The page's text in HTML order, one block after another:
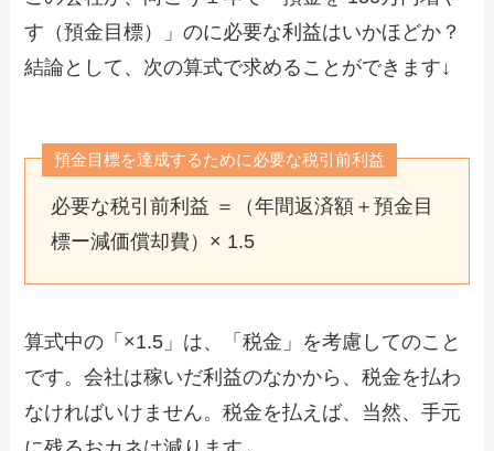
す（預金目標）」のに必要な利益はいかほどか？
結論として、次の算式で求めることができます↓
預金目標を達成するために必要な税引前利益
必要な税引前利益 ＝（年間返済額＋預金目
標ー減価償却費）× 1.5
算式中の「×1.5」は、「税金」を考慮してのこと
です。会社は稼いだ利益のなかから、税金を払わ
なければいけません。税金を払えば、当然、手元